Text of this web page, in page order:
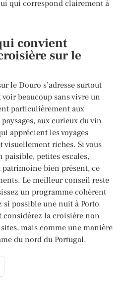
qui correspond clairement à
convient
sur le
le Douro s’adresse surtout
beaucoup sans vivre un
particulièrement aux
aux curieux du vin
apprécient les voyages
visuellement riches. Si vous
petites escales,
bien présent, ce
Le meilleur conseil reste
un programme cohérent
si possible une nuit à Porto
considérez la croisière non
mais comme une manière
du nord du Portugal.